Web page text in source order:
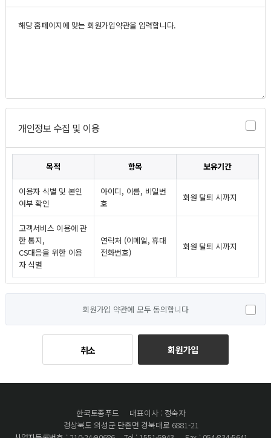
개인정보 수집 및 이용
목적 항목 보유기간
이용자 식별 및 본인
여부 확인
아이디, 이름, 비밀번
호
회원 탈퇴 시까지
고객서비스 이용에 관
한 통지,
CS대응을 위한 이용
자 식별
연락처 (이메일, 휴대
전화번호)
회원 탈퇴 시까지
회원가입 약관에 모두 동의합니다
취소 회원가입
한국토종푸드
대표이사 : 정숙자
경상북도 의성군 단촌면 경북대로 6881-21